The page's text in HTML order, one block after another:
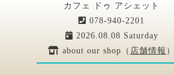
カフェ ドゥ アシェット
078-940-2201
2026.08.08 Saturday
about our shop（ 店舗情報